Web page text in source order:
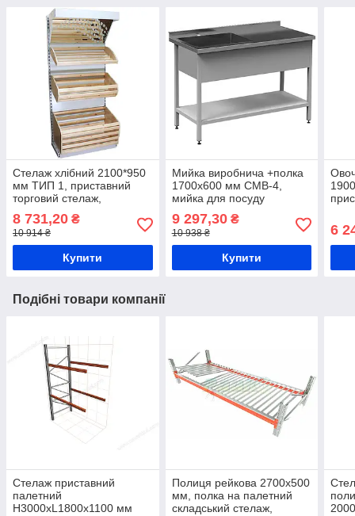
Стелаж хлібний 2100*950
мм ТИП 1, приставний
торговий стелаж,
металевий стелаж з
кошиками з дерева,
стелаж для випічки
8 731,20 ₴
10 914 ₴
Купити
Мийка виробнича +полка
1700х600 мм СМВ-4,
мийка для посуду
кухонна, виробнича мийка
з полицею, професійна
мийка-стіл з полкою
9 297,30₴
10 938 ₴
Купити
6
Подібні товари компанії
Стелаж приставний
палетний
H3000хL1800х1100 мм
Полиця рейкова 2700х500
мм, полка на палетний
складський стелаж,